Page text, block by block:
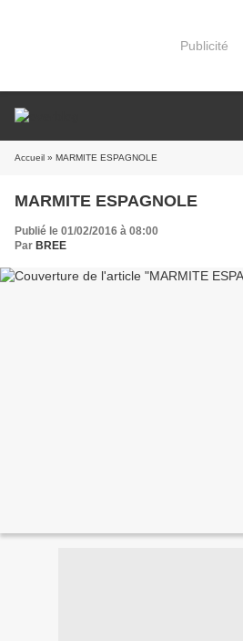
Publicité
Accueil » MARMITE ESPAGNOLE
MARMITE ESPAGNOLE
Publié le 01/02/2016 à 08:00
Par BREE